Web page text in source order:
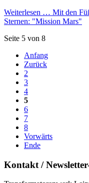
Weiterlesen … Mit den
Sternen: "Mission Mars"
Seite 5 von 8
Anfang
Zurück
2
3
4
5
6
7
8
Vorwärts
Ende
Kontakt /